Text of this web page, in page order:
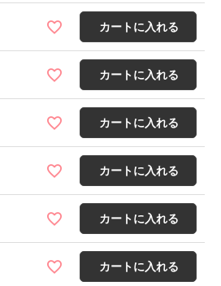
カートに入れる
カートに入れる
カートに入れる
カートに入れる
カートに入れる
カートに入れる